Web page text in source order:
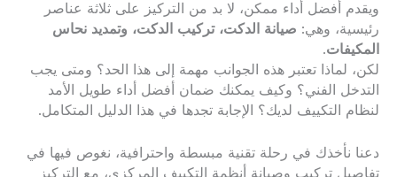
ويقدم أفضل أداء ممكن، لا بد من التركيز على ثلاثة عناصر
رئيسية، وهي: صيانة الدكت، تركيب الدكت، وتمديد نحاس
المكيفات.
لكن، لماذا تعتبر هذه الجوانب مهمة إلى هذا الحد؟ ومتى يجب
التدخل الفني؟ وكيف يمكنك ضمان أفضل أداء طويل الأمد
لنظام التكييف لديك؟ الإجابة تجدها في هذا الدليل المتكامل.
دعنا نأخذك في رحلة تقنية مبسطة واحترافية، نغوص فيها في
تفاصيل تركيب وصيانة أنظمة التكييف المركزي، مع التركيز